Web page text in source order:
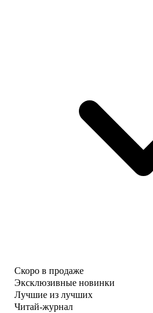
Скоро в продаже
Эксклюзивные новинки
Лучшие из лучших
Читай-журнал